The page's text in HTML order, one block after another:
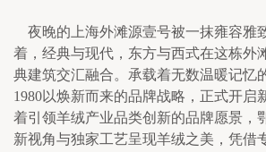
夜晚的上海外滩源壹号被一抹雍容雅
着，经典与现代，东方与西式在这栋外
典建筑交汇融合。承载着无数温暖记忆
1980以焕新而来的品牌战略，正式开启
着引领羊绒产业品类创新的品牌愿景，
新视角与独家工艺呈现羊绒之美，凭借